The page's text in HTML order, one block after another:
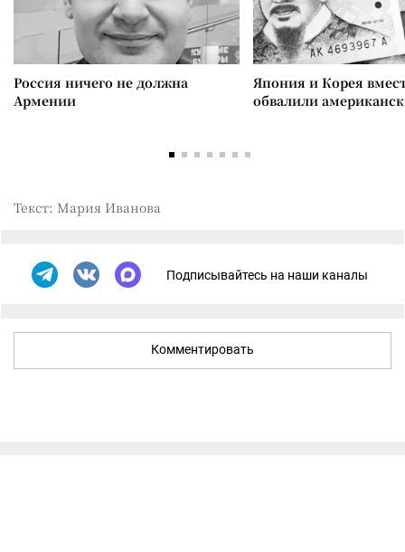
Россия ничего не должна
Армении
Япония и Корея
обвалили
Текст: Мария Иванова
Подписывайтесь на наши каналы
Комментировать